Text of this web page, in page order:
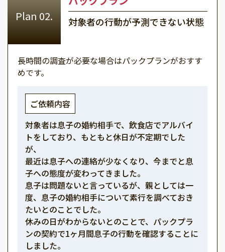
対象者の行動が予測できない状態
長時間の調査が必要な場合はパックプランがおすす
めです。
ご依頼内容
対象者は息子の婚約相手で、飲食店でアルバイ
トをしており、もともと休日が不定期でした
が、
最近は息子への連絡が少なくなり、今までと息
子への態度が変わってきました。
息子は問題ないと言っているが、親としては一
度、息子の婚約相手について素行を調べておき
たいとのことでした。
休みの日がわからないとのことで、パックプラ
ンの契約で1ヶ月間息子の行動を確認することに
しました。